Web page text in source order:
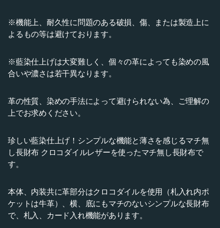
※機能上、耐久性に問題のある破損、傷、または製造上に
よるもの等は避けております。
※藍染仕上げは大変難しく、個々の革によっても染めの風
合いや濃さは若干異なります。
革の性質、染めの手法によって避けられない為、ご理解の
上でお求めください。
珍しい藍染仕上げ！シンプルな機能と薄さを感じるマチ無
し長財布 クロコダイルレザーを使ったマチ無し長財布で
す。
本体、内装共に革部分はクロコダイルを使用（札入れ内ポ
ケットは牛革）、横、底にもマチのないシンプルな長財布
で、札入、カード入れ機能があります。